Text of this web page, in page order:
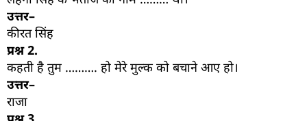
उत्तर–
कीरत सिंह
प्रश्न2.
कहती है तुम ………. हो मेरे मुल्क को बचाने आए हो।
उत्तर–
राजा